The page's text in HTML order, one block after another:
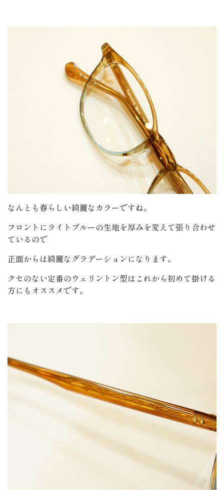
なんとも春らしい綺麗なカラーですね。
フロントにライトブルーの生地を厚みを変えて張り合わせ
ているので
正面からは綺麗なグラデーションになります。
クセのない定番のウェリントン型はこれから初めて掛ける
方にもオススメです。